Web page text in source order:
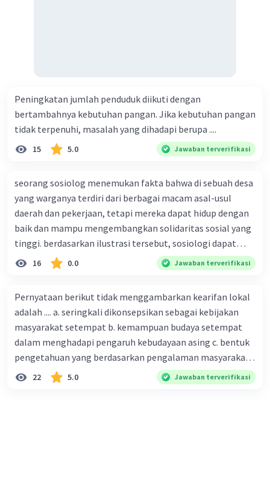
Peningkatan jumlah penduduk diikuti dengan
bertambahnya kebutuhan pangan. Jika kebutuhan pangan
tidak terpenuhi, masalah yang dihadapi berupa ....
15 5.0 Jawaban terverifikasi
seorang sosiolog menemukan fakta bahwa di sebuah desa
yang warganya terdiri dari berbagai macam asal-usul
daerah dan pekerjaan, tetapi mereka dapat hidup dengan
baik dan mampu mengembangkan solidaritas sosial yang
tinggi. berdasarkan ilustrasi tersebut, sosiologi dapat
berfungsi sebagai ilmu yang ....
16 0.0 Jawaban terverifikasi
Pernyataan berikut tidak menggambarkan kearifan lokal
adalah .... a. seringkali dikonsepsikan sebagai kebijakan
masyarakat setempat b. kemampuan budaya setempat
dalam menghadapi pengaruh kebudayaan asing c. bentuk
pengetahuan yang berdasarkan pengalaman masyarakat
turun temurun antargenerasi d. Kebijakan manusia yang
bersandar pada filosofi nilai, etika, dan perilaku yang
22 5.0 Jawaban terverifikasi